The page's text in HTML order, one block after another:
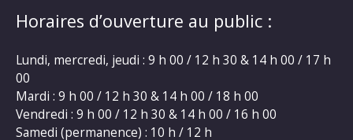
Horaires d’ouverture au public :
Lundi, mercredi, jeudi : 9 h 00 / 12 h 30 & 14 h 00 / 17 h
00
Mardi : 9 h 00 / 12 h 30 & 14 h 00 / 18 h 00
Vendredi : 9 h 00 / 12 h 30 & 14 h 00 / 16 h 00
Samedi (permanence) : 10 h / 12 h